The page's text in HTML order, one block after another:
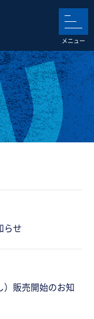
らせ
）販売開始のお知